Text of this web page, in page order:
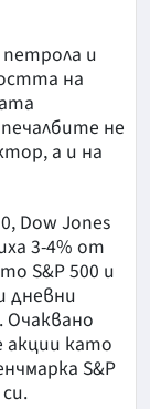
и
на
не
а и на
Dow Jones
3-4% от
S&P 500 и
дневни
акции като
S&P